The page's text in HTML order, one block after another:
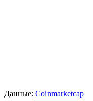
Данные: Coinmarketcap